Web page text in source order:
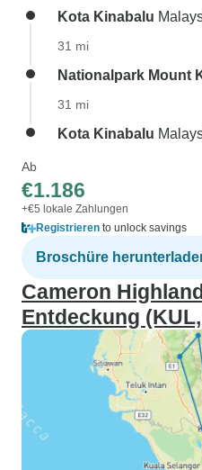
Kota Kinabalu
31 mi
Nationalpark Mount
31 mi
Kota Kinabalu
Ab
€1.186
+€5 lokale Zahlungen
Registrieren to unlock savings
Broschüre
Cameron
Entdeckung